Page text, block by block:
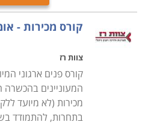
קורס מכירות -
צוות רז
קורס פנים ארגוני
המעוניינים בהכשרה
מכירות (לא מיועד
בתחרות, להתמודד